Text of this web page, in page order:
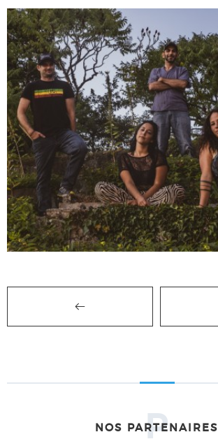
NOS PARTENAIRES
P